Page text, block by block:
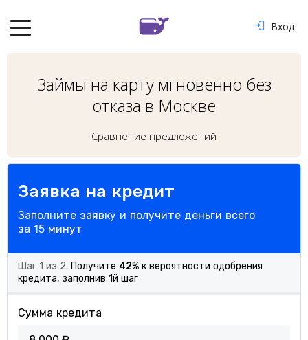
Вход
Займы на карту мгновенно без
отказа в Москве
Сравнение предложений